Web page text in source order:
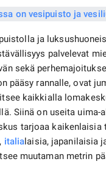
ja
palvelevat
sekä
pääsy rannalle, ovat
kaikkialla
Siinä on useita
tarjoaa
italia laisia, japanilaisia
muutaman metrin